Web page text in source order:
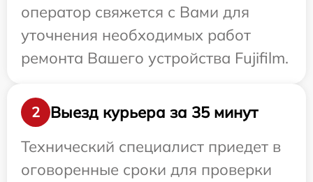
оператор свяжется с Вами для
уточнения необходимых работ
ремонта Вашего устройства Fujifilm.
2
Выезд курьера за 35 минут
Технический специалист приедет в
оговоренные сроки для проверки